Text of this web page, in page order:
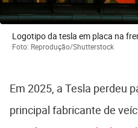
Logotipo da tesla em placa na
Foto: Reprodução/Shutterstock
Em 2025, a Tesla perdeu
principal fabricante de